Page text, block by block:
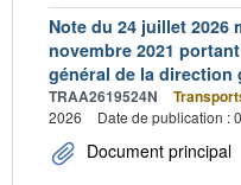
Note du 24 juillet 2026
novembre 2021
général de la direction
TRAA2619524N
2026
Date de publication :
Document principal